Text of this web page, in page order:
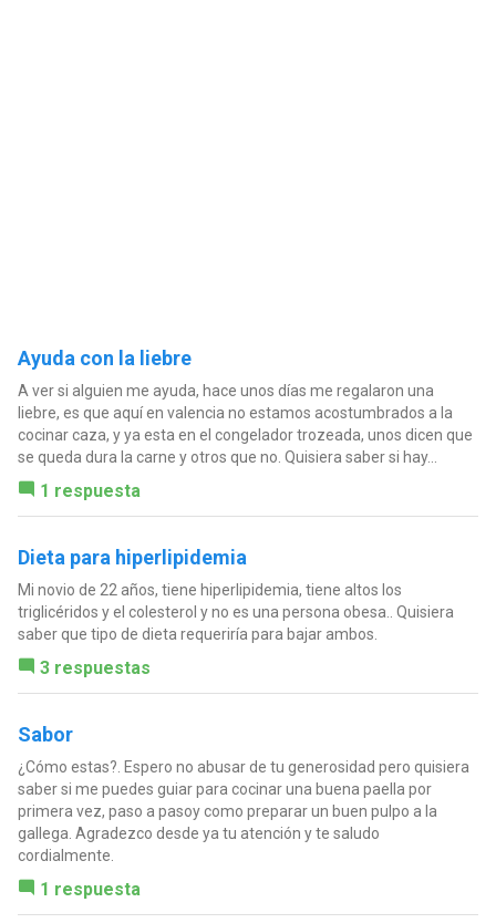
Ayuda con la liebre
A ver si alguien me ayuda, hace unos días me regalaron una
liebre, es que aquí en valencia no estamos acostumbrados a la
cocinar caza, y ya esta en el congelador trozeada, unos dicen que
se queda dura la carne y otros que no. Quisiera saber si hay...
1 respuesta
Dieta para hiperlipidemia
Mi novio de 22 años, tiene hiperlipidemia, tiene altos los
triglicéridos y el colesterol y no es una persona obesa.. Quisiera
saber que tipo de dieta requeriría para bajar ambos.
3 respuestas
Sabor
¿Cómo estas?. Espero no abusar de tu generosidad pero quisiera
saber si me puedes guiar para cocinar una buena paella por
primera vez, paso a pasoy como preparar un buen pulpo a la
gallega. Agradezco desde ya tu atención y te saludo
cordialmente.
1 respuesta